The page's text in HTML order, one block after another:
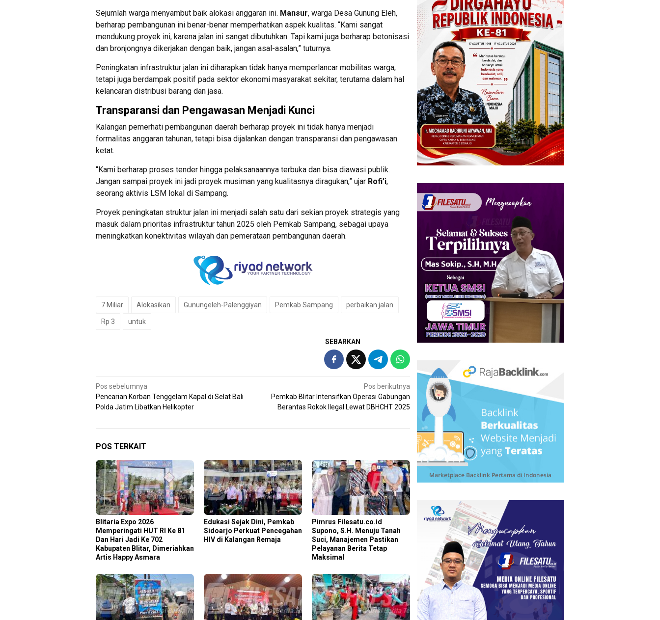
Sejumlah warga menyambut baik alokasi anggaran ini. Mansur, warga Desa Gunung Eleh,
berharap pembangunan ini benar-benar memperhatikan aspek kualitas. “Kami sangat
mendukung proyek ini, karena jalan ini sangat dibutuhkan. Tapi kami juga berharap betonisasi
dan bronjongnya dikerjakan dengan baik, jangan asal-asalan,” tuturnya.
Peningkatan infrastruktur jalan ini diharapkan tidak hanya memperlancar mobilitas warga,
tetapi juga berdampak positif pada sektor ekonomi masyarakat sekitar, terutama dalam hal
kelancaran distribusi barang dan jasa.
Transparansi dan Pengawasan Menjadi Kunci
Kalangan pemerhati pembangunan daerah berharap proyek ini tidak hanya menjadi
formalitas anggaran tahunan, tetapi bisa dijalankan dengan transparansi dan pengawasan
ketat.
“Kami berharap proses tender hingga pelaksanaannya terbuka dan bisa diawasi publik.
Jangan sampai proyek ini jadi proyek musiman yang kualitasnya diragukan,” ujar Rofi’i,
seorang aktivis LSM lokal di Sampang.
Proyek peningkatan struktur jalan ini menjadi salah satu dari sekian proyek strategis yang
masuk dalam prioritas infrastruktur tahun 2025 oleh Pemkab Sampang, sebagai upaya
meningkatkan konektivitas wilayah dan pemerataan pembangunan daerah.
7 Miliar Alokasikan Gunungeleh-Palenggiyan Pemkab Sampang perbaikan jalan
Rp 3 untuk
SEBARKAN
Navigasi
pos
Pos sebelumnya
Pencarian Korban Tenggelam Kapal di Selat Bali
Polda Jatim Libatkan Helikopter
Pos berikutnya
Pemkab Blitar Intensifkan Operasi Gabungan
Berantas Rokok Ilegal Lewat DBHCHT 2025
POS TERKAIT
Blitaria Expo 2026
Memperingati HUT RI Ke 81
Dan Hari Jadi Ke 702
Kabupaten Blitar, Dimeriahkan
Artis Happy Asmara
Edukasi Sejak Dini, Pemkab
Sidoarjo Perkuat Pencegahan
HIV di Kalangan Remaja
Pimrus Filesatu.co.id
Supono, S.H. Menuju Tanah
Suci, Manajemen Pastikan
Pelayanan Berita Tetap
Maksimal